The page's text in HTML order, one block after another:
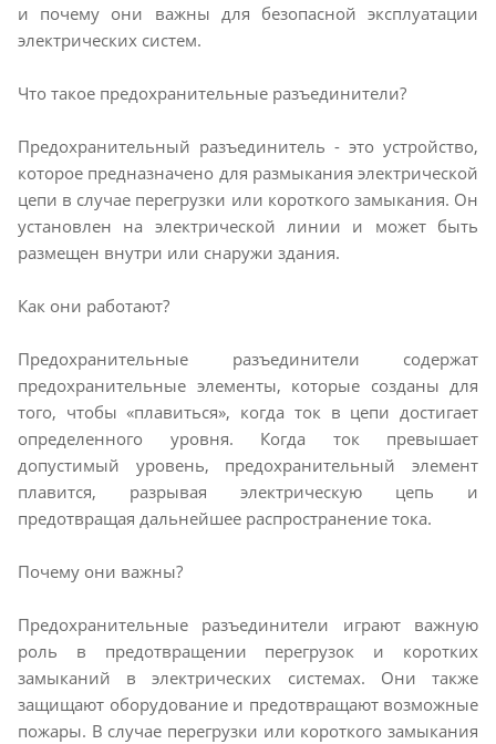
и почему они важны для безопасной эксплуатации
электрических систем.
Что такое предохранительные разъединители?
Предохранительный разъединитель - это устройство,
которое предназначено для размыкания электрической
цепи в случае перегрузки или короткого замыкания. Он
установлен на электрической линии и может быть
размещен внутри или снаружи здания.
Как они работают?
Предохранительные разъединители содержат
предохранительные элементы, которые созданы для
того, чтобы «плавиться», когда ток в цепи достигает
определенного уровня. Когда ток превышает
допустимый уровень, предохранительный элемент
плавится, разрывая электрическую цепь и
предотвращая дальнейшее распространение тока.
Почему они важны?
Предохранительные разъединители играют важную
роль в предотвращении перегрузок и коротких
замыканий в электрических системах. Они также
защищают оборудование и предотвращают возможные
пожары. В случае перегрузки или короткого замыкания